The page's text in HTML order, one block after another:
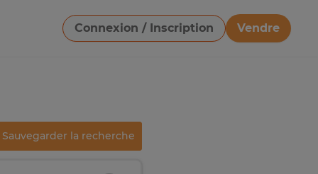
Connexion / Inscription
Vendre
Télécharger une image
Sauvegarder la recherche